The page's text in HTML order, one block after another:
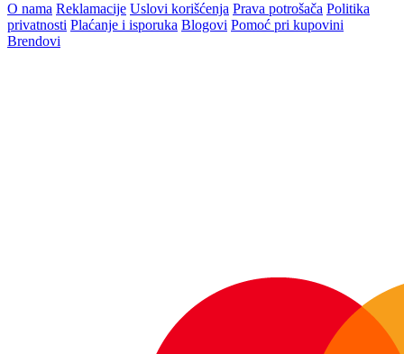
O nama Reklamacije Uslovi korišćenja Prava potrošača Politika
privatnosti Plaćanje i isporuka Blogovi Pomoć pri kupovini
Brendovi